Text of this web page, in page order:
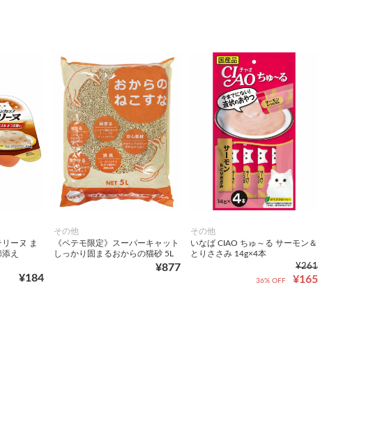
ーヌ ま
え
¥184
その他
《ペテモ限定》スーパーキャット
しっかり固まるおからの猫砂 5L
¥877
その他
いなば CIAO ちゅ～る サーモン＆
とりささみ 14g×4本
¥261
¥165
36% OFF